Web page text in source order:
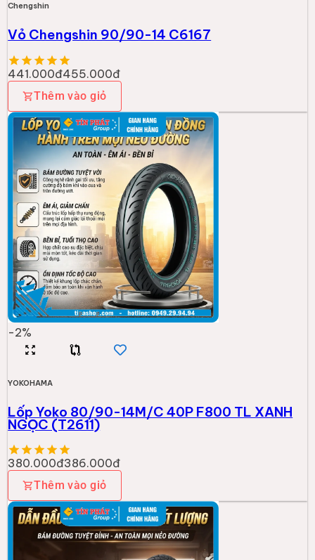
Chengshin
Vỏ Chengshin 90/90-14 C6167
441.000đ455.000đ
Thêm vào giỏ
-2%
YOKOHAMA
Lốp Yoko 80/90-14M/C 40P F800 TL XANH
NGỌC (T2611)
380.000đ386.000đ
Thêm vào giỏ